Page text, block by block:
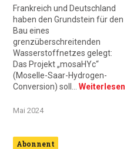
Frankreich und Deutschland
haben den Grundstein für den
Bau eines
grenzüberschreitenden
Wasserstoffnetzes gelegt:
Das Projekt „mosaHYc“
(Moselle-Saar-Hydrogen-
Conversion) soll… Weiterlesen
Mai 2024
Abonnent